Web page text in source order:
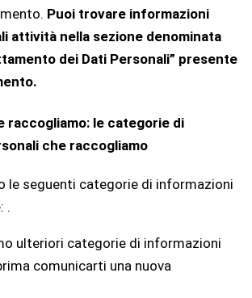
Puoi trovare informazioni
attività nella sezione denominata
dei Dati Personali” presente
raccogliamo: le categorie di
che raccogliamo
le seguenti categorie di informazioni
.
ulteriori categorie di informazioni
comunicarti una nuova